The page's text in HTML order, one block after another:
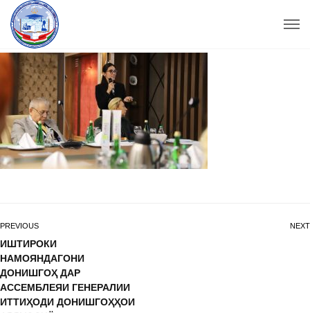
PREVIOUS
ИШТИРОКИ
НАМОЯНДАГОНИ
ДОНИШГОҲ ДАР
АССЕМБЛЕЯИ ГЕНЕРАЛИИ
ИТТИҲОДИ ДОНИШГОҲҲОИ
NEXT